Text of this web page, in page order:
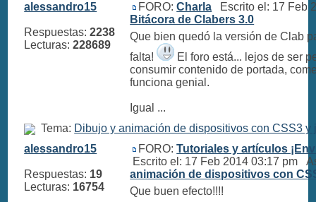
alessandro15
Respuestas:2238
Lecturas:228689
FORO:Charla Escrito el: 17 Feb
Bitácora de Clabers 3.0
Que bien quedó la versión de Clab
falta!
El foro está... lejos de ser
consumir contenido de portada,
funciona genial.
Igual ...
Tema: Dibujo y animación de dispositivos con CSS3 y
alessandro15
Respuestas: 19
Lecturas: 16754
FORO:Tutoriales y artículos
Escrito el: 17 Feb 2014 03:17 pm
animación de dispositivos con
Que buen efecto!!!!